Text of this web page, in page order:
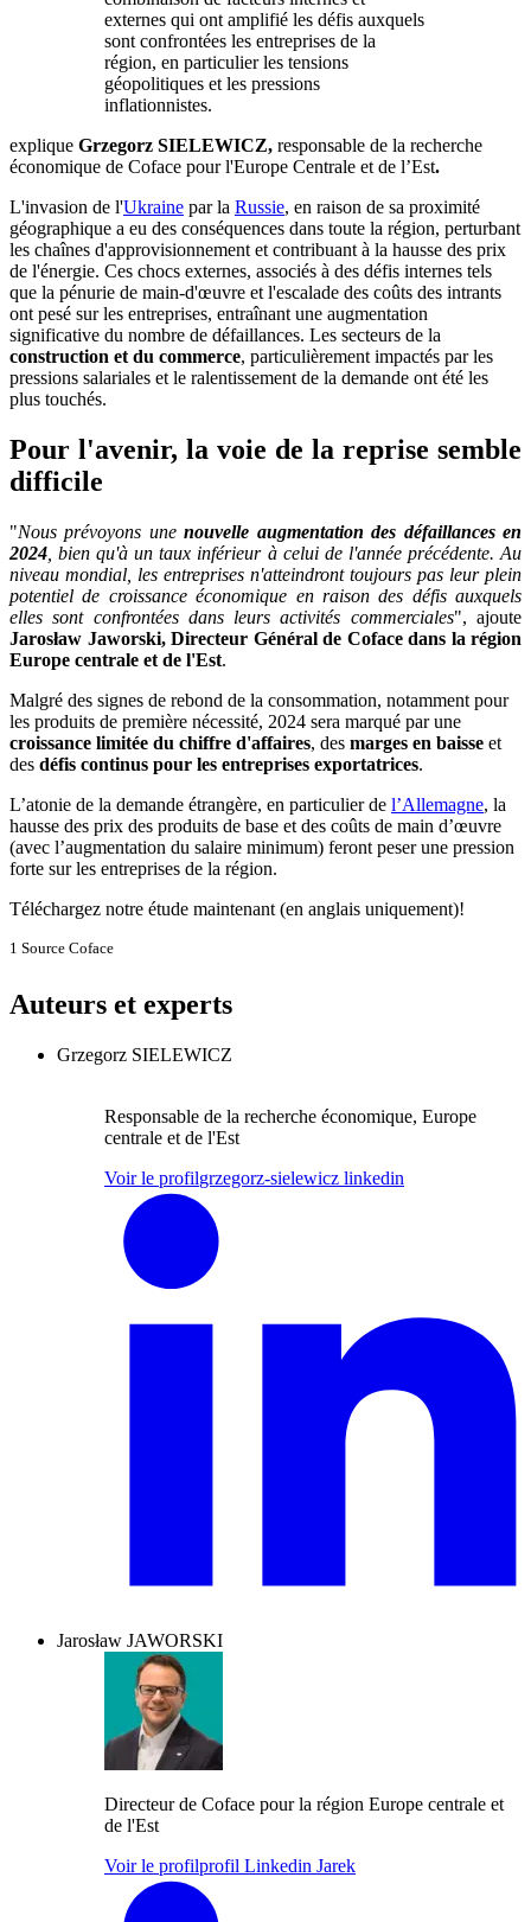
externes qui ont amplifié les défis auxquels
sont confrontées les entreprises de la
région, en particulier les tensions
géopolitiques et les pressions
inflationnistes.
explique Grzegorz SIELEWICZ, responsable de la recherche
économique de Coface pour l'Europe Centrale et de l’Est.
L'invasion de l'Ukraine par la Russie, en raison de sa proximité
géographique a eu des conséquences dans toute la région, perturbant
les chaînes d'approvisionnement et contribuant à la hausse des prix
de l'énergie. Ces chocs externes, associés à des défis internes tels
que la pénurie de main-d'œuvre et l'escalade des coûts des intrants
ont pesé sur les entreprises, entraînant une augmentation
significative du nombre de défaillances. Les secteurs de la
construction et du commerce, particulièrement impactés par les
pressions salariales et le ralentissement de la demande ont été les
plus touchés.
Pour l'avenir, la voie de la reprise semble
difficile
"Nous prévoyons unenouvelle augmentation des défaillances en
2024 , bien qu'à un taux inférieur à celui de l'année précédente. Au
niveau mondial, les entreprises n'atteindront toujours pas leur plein
potentiel de croissance économique en raison des défis auxquels
elles sont confrontées dans leurs activités commerciales", ajoute
Jarosław Jaworski, Directeur Général de Coface dans la région
Europe centrale et de l'Est.
Malgré des signes de rebond de la consommation, notamment pour
les produits de première nécessité, 2024 sera marqué par une
croissance limitée du chiffre d'affaires, des marges en baisse et
des défis continus pour les entreprises exportatrices.
L’atonie de la demande étrangère, en particulier de l’Allemagne, la
hausse des prix des produits de base et des coûts de main d’œuvre
(avec l’augmentation du salaire minimum) feront peser une pression
forte sur les entreprises de la région.
Téléchargez notre étude maintenant (en anglais uniquement)!
1 Source Coface
Auteurs et experts
Grzegorz SIELEWICZ
Responsable de la recherche économique, Europe
centrale et de l'Est
Voir le profilgrzegorz-sielewicz linkedin
Jarosław JAWORSKI
Directeur de Coface pour la région Europe centrale et
de l'Est
Voir le profilprofil Linkedin Jarek